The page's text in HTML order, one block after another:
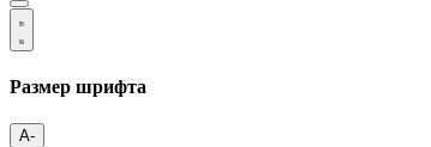
Размер шрифта
A-